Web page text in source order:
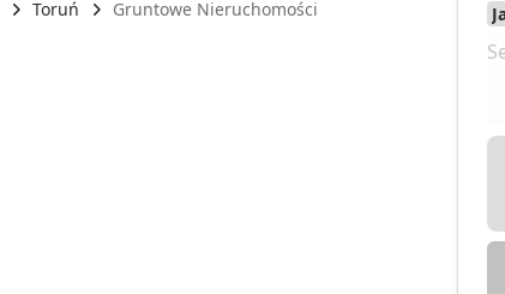
Toruń Gruntowe Nieruchomości